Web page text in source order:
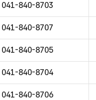
041-840-8703
041-840-8707
041-840-8705
041-840-8704
041-840-8706